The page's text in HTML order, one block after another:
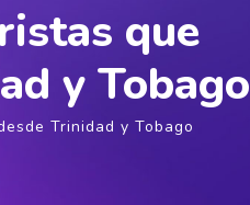
que
y Tobago
Trinidad y Tobago